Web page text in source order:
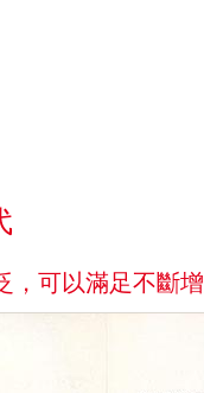
，可以滿足不斷